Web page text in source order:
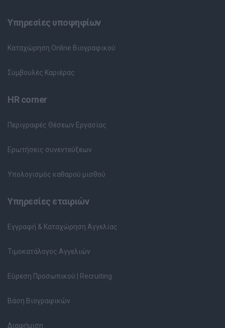
Υπηρεσίες υποψηφίων
Καταχώρηση Online Βιογραφικού
Συμβουλές Καριέρας
HR corner
Περιγραφές Θέσεων Εργασίας
Ερωτήσεις συνεντεύξεων
Υπολογισμός καθαρού μισθού
Υπηρεσίες εταιριών
Εγγραφή & Καταχώρηση Αγγελίας
Τιμοκατάλογος Αγγελιών
Εύρεση Προσωπικού | Recruiting
Βάση Βιογραφικών
Διαφήμιση